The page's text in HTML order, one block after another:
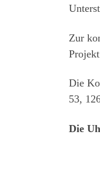
Zur
Die
53,
Die